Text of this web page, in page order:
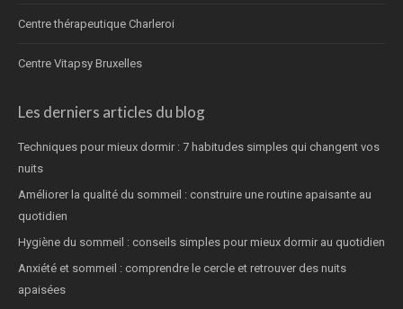
Centre thérapeutique Charleroi
Centre Vitapsy Bruxelles
Les derniers articles du blog
Techniques pour mieux dormir : 7 habitudes simples qui changent vos
nuits
Améliorer la qualité du sommeil : construire une routine apaisante au
quotidien
Hygiène du sommeil : conseils simples pour mieux dormir au quotidien
Anxiété et sommeil : comprendre le cercle et retrouver des nuits
apaisées